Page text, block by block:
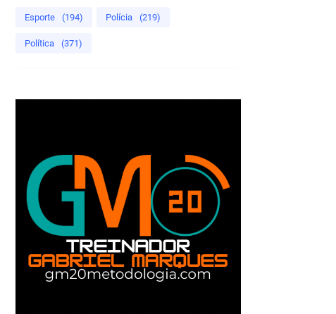
Esporte (194) Polícia (219)
Política (371)